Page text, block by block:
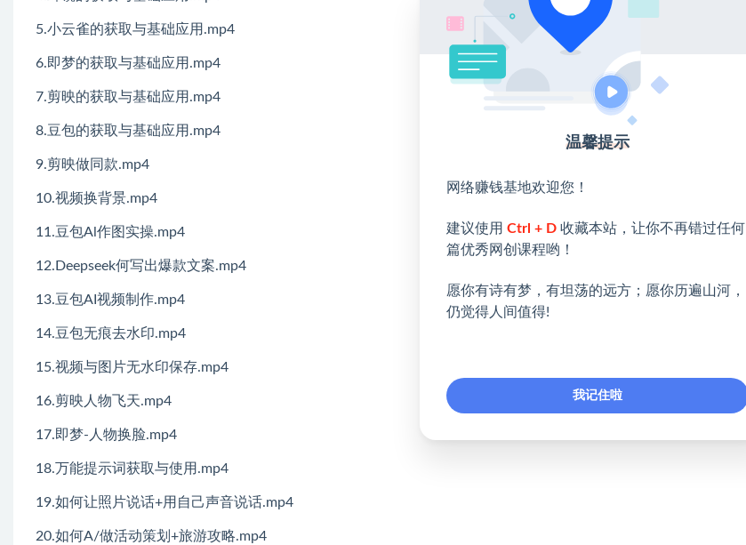
5.小云雀的获取与基础应用.mp4
6.即梦的获取与基础应用.mp4
7.剪映的获取与基础应用.mp4
8.豆包的获取与基础应用.mp4
9.剪映做同款.mp4
10.视频换背景.mp4
11.豆包Al作图实操.mp4
12.Deepseek何写出爆款文案.mp4
13.豆包AI视频制作.mp4
14.豆包无痕去水印.mp4
15.视频与图片无水印保存.mp4
16.剪映人物飞天.mp4
17.即梦-人物换脸.mp4
18.万能提示词获取与使用.mp4
19.如何让照片说话+用自己声音说话.mp4
20.如何A/做活动策划+旅游攻略.mp4
温馨提示
网络赚钱基地欢迎您！
建议使用 Ctrl + D 收藏本站，让你不再错过任何
篇优秀网创课程哟！
愿你有诗有梦，有坦荡的远方；愿你历遍山河，
仍觉得人间值得!
我记住啦